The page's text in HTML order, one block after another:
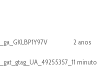
_ga_GKLBP1Y97V
2 anos
_gat_gtag_UA_49255357_11 minuto